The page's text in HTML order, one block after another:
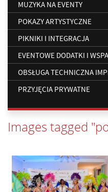
MUZYKA NA EVENTY
POKAZY ARTYSTYCZNE
PIKNIKI I INTEGRACJA
EVENTOWE DODATKI I
OBSŁUGA TECHNICZNA
PRZYJĘCIA PRYWATNE
Images tagged